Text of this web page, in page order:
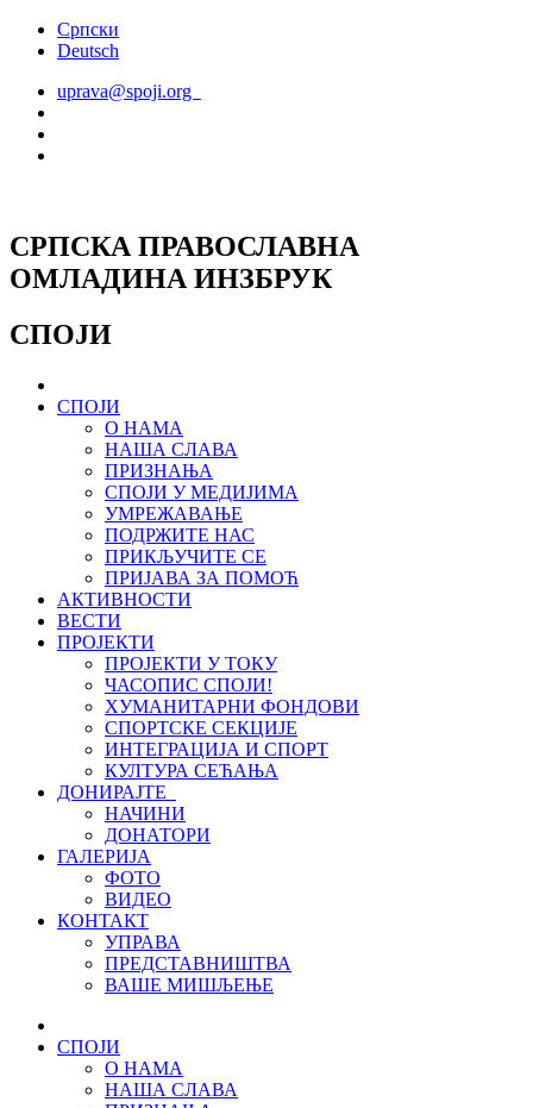
СкочитеСрпски
Deutsch
uprava@spoji.org
СРПСКА ПРАВОСЛАВНА
ОМЛАДИНА ИНЗБРУК
СПОЈИ
СПОЈИ
О НАМА
НАША СЛАВА
ПРИЗНАЊА
СПОЈИ У МЕДИЈИМА
УМРЕЖАВАЊЕ
ПОДРЖИТЕ НАС
ПРИКЉУЧИТЕ СЕ
ПРИЈАВА ЗА ПОМОЋ
АКТИВНОСТИ
ВЕСТИ
ПРОЈЕКТИ
ПРОЈЕКТИ У ТОКУ
ЧАСОПИС СПОЈИ!
ХУМАНИТАРНИ ФОНДОВИ
СПОРТСКЕ СЕКЦИЈЕ
ИНТЕГРАЦИЈА И СПОРТ
КУЛТУРА СЕЋАЊА
ДОНИРАЈТЕ
НАЧИНИ
ДОНАТОРИ
ГАЛЕРИЈА
ФОТО
ВИДЕО
КОНТАКТ
УПРАВА
ПРЕДСТАВНИШТВА
ВАШЕ МИШЉЕЊЕ
СПОЈИ
О НАМА
НАША СЛАВА